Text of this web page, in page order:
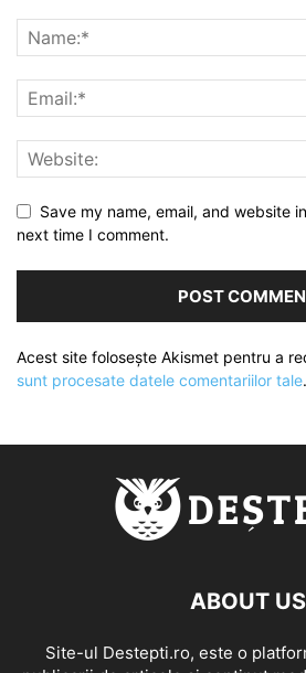
Save my name, email, and website
next time I comment.
Acest site folosește Akismet pentru a
sunt procesate datele comentariilor tale.
ABOUT US
Site-ul Destepti.ro, este o